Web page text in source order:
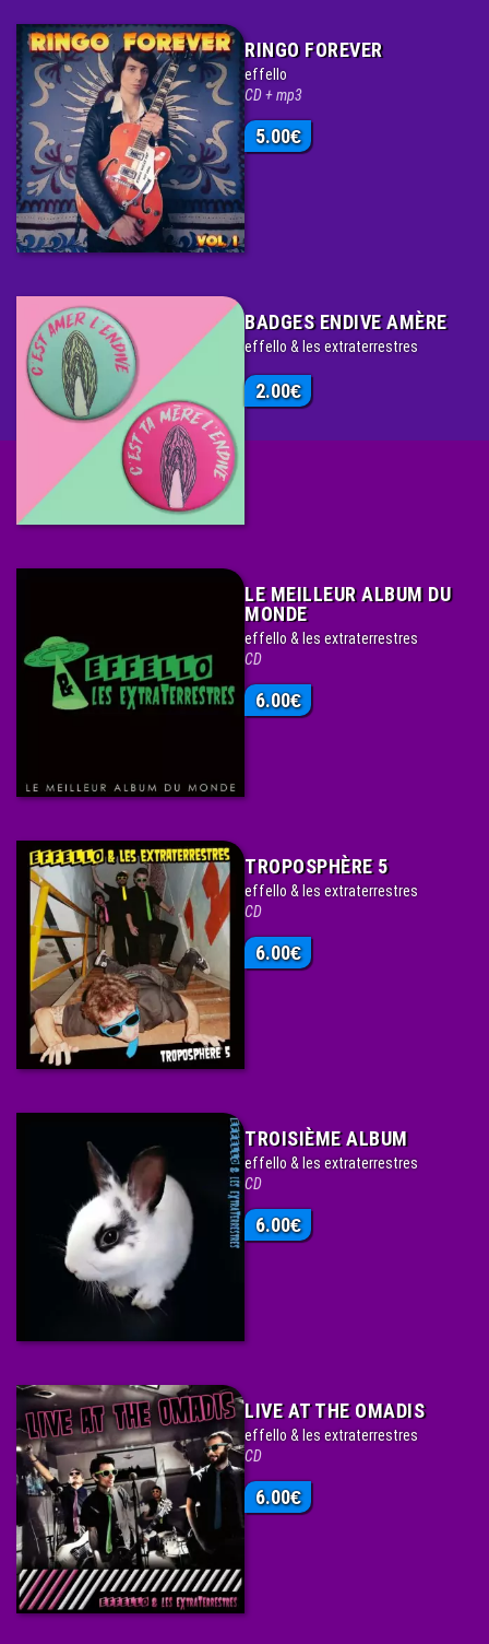
RINGO FOREVER
effello
CD + mp3
5.00€
BADGES ENDIVE AMÈRE
effello & les extraterrestres
2.00€
LE MEILLEUR ALBUM DU
MONDE
effello & les extraterrestres
CD
6.00€
TROPOSPHÈRE 5
effello & les extraterrestres
CD
6.00€
TROISIÈME ALBUM
effello & les extraterrestres
CD
6.00€
LIVE AT THE OMADIS
effello & les extraterrestres
CD
6.00€